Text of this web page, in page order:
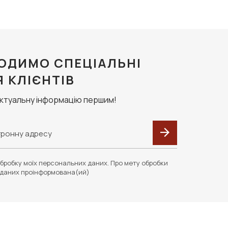
СПЕЦІАЛЬНІ
КЛІЄНТІВ
інформацію першим!
моїх персональних даних. Про мету обробки
проінформована(ий)